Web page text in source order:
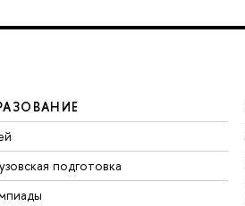
подготовка